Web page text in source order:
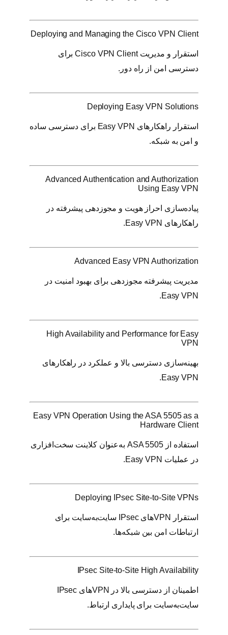
Deploying and Managing the Cisco VPN Client
استقرار و مدیریت Cisco VPN Client برای
دسترسی امن از راه دور.
Deploying Easy VPN Solutions
استقرار راهکارهای Easy VPN برای دسترسی ساده
و امن به شبکه.
Advanced Authentication and Authorization
Using Easy VPN
پیاده‌سازی احراز هویت و مجوزدهی پیشرفته در
راهکارهای Easy VPN.
Advanced Easy VPN Authorization
مدیریت پیشرفته مجوزدهی برای بهبود امنیت در
Easy VPN.
High Availability and Performance for Easy
VPN
بهینه‌سازی دسترسی بالا و عملکرد در راهکارهای
Easy VPN.
Easy VPN Operation Using the ASA 5505 as a
Hardware Client
استفاده از ASA 5505 به‌عنوان کلاینت سخت‌افزاری
در عملیات Easy VPN.
Deploying IPsec Site-to-Site VPNs
استقرار VPNهای IPsec سایت‌به‌سایت برای
ارتباطات امن بین شبکه‌ها.
IPsec Site-to-Site High Availability
اطمینان از دسترسی بالا در VPNهای IPsec
سایت‌به‌سایت برای پایداری ارتباط.